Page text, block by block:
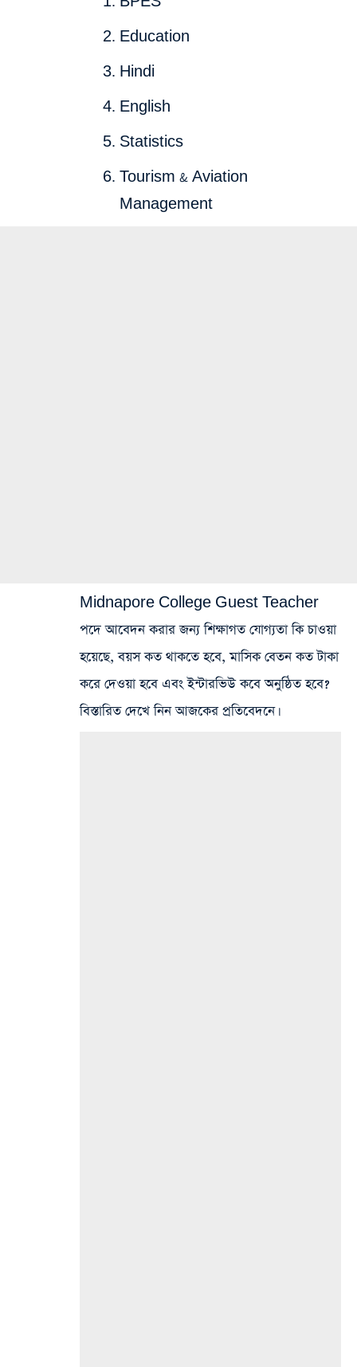
Education
Hindi
English
Statistics
Tourism & Aviation
Management
Midnapore College Guest Teacher
পদে আবেদন করার জন্য শিক্ষাগত যোগ্যতা কি চাওয়া
হয়েছে, বয়স কত থাকতে হবে, মাসিক বেতন কত টাকা
করে দেওয়া হবে এবং ইন্টারভিউ কবে অনুষ্ঠিত হবে?
বিস্তারিত দেখে নিন আজকের প্রতিবেদনে।